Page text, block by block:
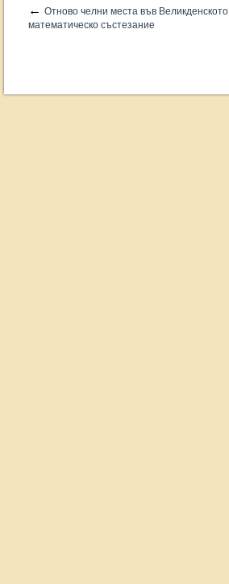
← Отново челни места във Великденското
математическо състезание